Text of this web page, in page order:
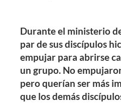
Durante el ministerio
par de sus discípulos
empujar para abrirse
un grupo. No
pero querían ser más
que los demás